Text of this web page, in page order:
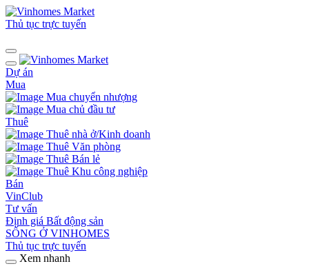
Thủ tục trực tuyến
Dự án
Mua
Mua chuyển nhượng
Mua chủ đầu tư
Thuê
Thuê nhà ở/Kinh doanh
Thuê Văn phòng
Thuê Bán lẻ
Thuê Khu công nghiệp
Bán
VinClub
Tư vấn
Định giá Bất động sản
SỐNG Ở VINHOMES
Thủ tục trực tuyến
Xem nhanh